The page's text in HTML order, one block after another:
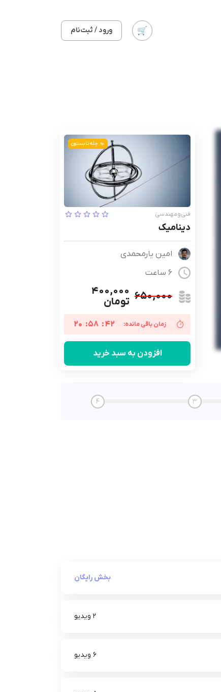
ورود / ثبت‌نام
چله تابستون
فنی‌ومهندسی
دینامیک
امین یارمحمدی
6 ساعت
۶۵۰,۰۰۰ ۴۰۰,۰۰۰
تومان
زمان باقی مانده: 41
:
58
:
20
افزودن به سبد خرید
3
4
بخش رایگان
2 ویدیو
6 ویدیو